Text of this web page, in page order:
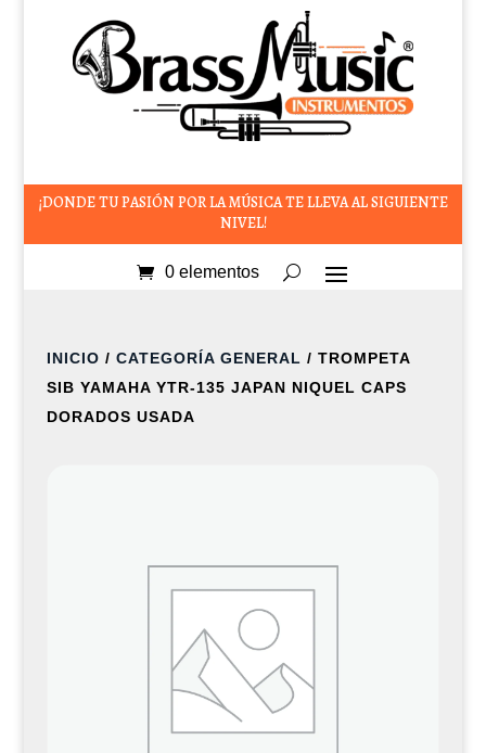
¡DONDE TU PASIÓN POR LA MÚSICA TE LLEVA AL SIGUIENTE
NIVEL!
0 elementos
INICIO / CATEGORÍA GENERAL / TROMPETA
SIB YAMAHA YTR-135 JAPAN NIQUEL CAPS
DORADOS USADA